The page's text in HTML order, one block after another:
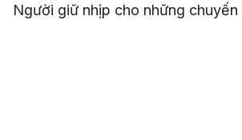
Người giữ nhịp cho những